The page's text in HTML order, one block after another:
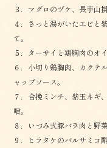
３．マグロのヅケ、長芋山掛
４．さっと湯がいたエビと
て。
５．ターサイと鶏胸肉のオ
６．小切り鶏胸肉、カクテ
ャップソース。
７．合挽ミンチ、紫玉ネギ
噌。
８．いづみ式豚バラ肉と野
９．ヒラタケのバルサミコ